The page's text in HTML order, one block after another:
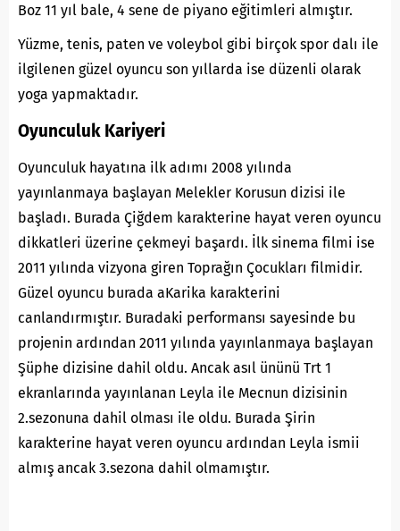
Boz 11 yıl bale, 4 sene de piyano eğitimleri almıştır.
Yüzme, tenis, paten ve voleybol gibi birçok spor dalı ile
ilgilenen güzel oyuncu son yıllarda ise düzenli olarak
yoga yapmaktadır.
Oyunculuk Kariyeri
Oyunculuk hayatına ilk adımı 2008 yılında
yayınlanmaya başlayan Melekler Korusun dizisi ile
başladı. Burada Çiğdem karakterine hayat veren oyuncu
dikkatleri üzerine çekmeyi başardı. İlk sinema filmi ise
2011 yılında vizyona giren Toprağın Çocukları filmidir.
Güzel oyuncu burada aKarika karakterini
canlandırmıştır. Buradaki performansı sayesinde bu
projenin ardından 2011 yılında yayınlanmaya başlayan
Şüphe dizisine dahil oldu. Ancak asıl ününü Trt 1
ekranlarında yayınlanan Leyla ile Mecnun dizisinin
2.sezonuna dahil olması ile oldu. Burada Şirin
karakterine hayat veren oyuncu ardından Leyla ismii
almış ancak 3.sezona dahil olmamıştır.